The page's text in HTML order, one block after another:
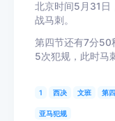
北京时间5月31日
战马刺。
第四节还有7分50
5次犯规，此时马
1 西决 文班 第
亚马犯规